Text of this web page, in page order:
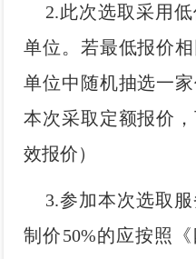
2.此次选取采用
单位。若最低报价
单位中随机抽选一
本次采取定额报价
效报价）
3.参加本次选取
制价50%的应按照